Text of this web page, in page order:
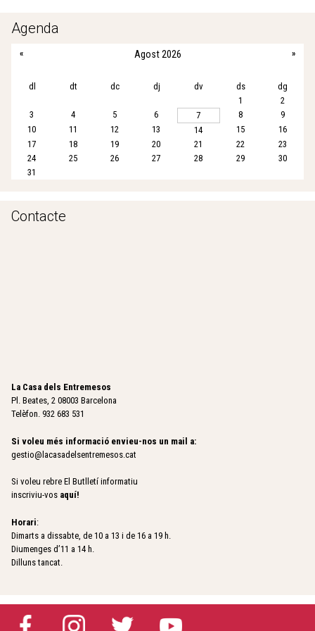
Agenda
Agost 2026
« »
dl dt dc dj dv ds
dg
1
2
3
4 5 6 7 8
9
10
11 12 13 14 15
16
17
18 19 20 21 22
23
24
25 26 27 28 29
30
31
Contacte
La Casa dels Entremesos
Pl. Beates, 2 08003 Barcelona
Telèfon. 932 683 531
Si voleu més informació envieu-nos un mail a:
gestio@lacasadelsentremesos.cat
Si voleu rebre El Butlletí informatiu
inscriviu-vos aquí!
Horari:
Dimarts a dissabte, de 10 a 13 i de 16 a 19 h.
Diumenges d’11 a 14 h.
Dilluns tancat.